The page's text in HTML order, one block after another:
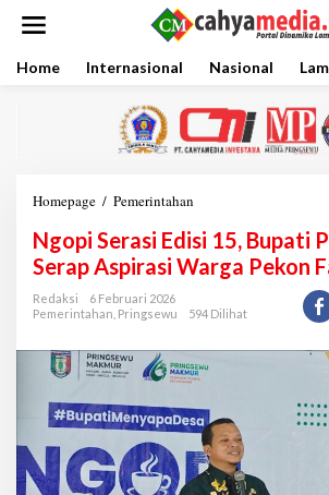
Home Internasional Nasional
Homepage / Pemerintahan
o
p
i
e
a
s
E
d
i
s
Ngopi Serasi Edisi 15, Bupati
Serap Aspirasi Warga Pekon
Redaksi
6 Februari 2026
Pemerintahan Pringsewu 594 Dilihat